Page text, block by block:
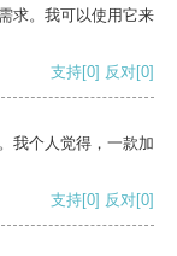
求。我可以使用它来
支持[0] 反对[0]
我个人觉得，一款加
支持[0] 反对[0]